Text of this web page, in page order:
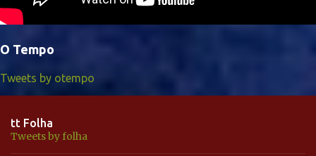
O Tempo
Tweets by otempo
tt Folha
Tweets by folha